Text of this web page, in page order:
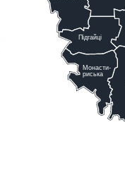
Підгайці
Монасти-
риська